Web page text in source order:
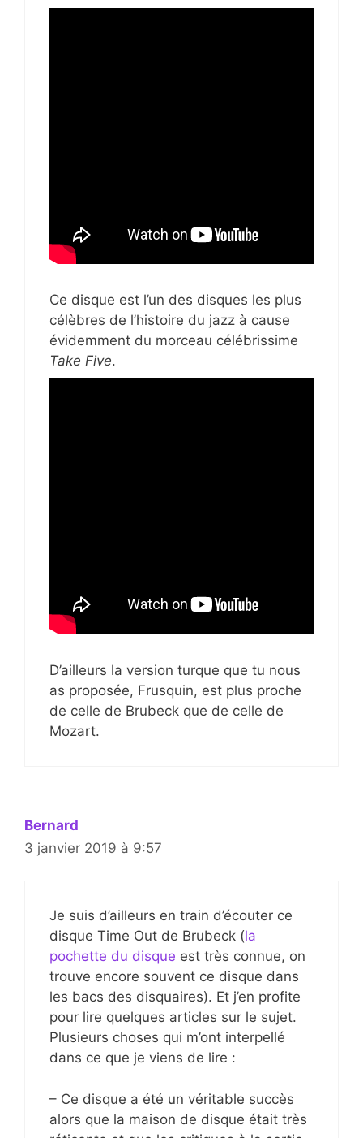
Ce disque est l’un des disques les plus
célèbres de l’histoire du jazz à cause
évidemment du morceau célébrissime
Take Five.
D’ailleurs la version turque que tu nous
as proposée, Frusquin, est plus proche
de celle de Brubeck que de celle de
Mozart.
Bernard
3 janvier 2019 à 9:57
Je suis d’ailleurs en train d’écouter ce
disque Time Out de Brubeck (la
pochette du disque est très connue, on
trouve encore souvent ce disque dans
les bacs des disquaires). Et j’en profite
pour lire quelques articles sur le sujet.
Plusieurs choses qui m’ont interpellé
dans ce que je viens de lire :
– Ce disque a été un véritable succès
alors que la maison de disque était très